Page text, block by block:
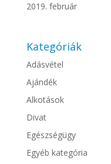
2019. február
Kategóriák
Adásvétel
Ajándék
Alkotások
Divat
Egészségügy
Egyéb kategória